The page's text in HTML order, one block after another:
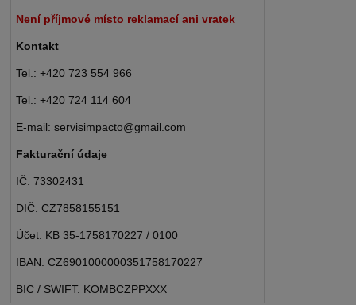
Není příjmové místo reklamací ani vratek
Kontakt
Tel.: +420 723 554 966
Tel.: +420 724 114 604
E-mail: servisimpacto@gmail.com
Fakturační údaje
IČ: 73302431
DIČ: CZ7858155151
Účet: KB 35-1758170227 / 0100
IBAN: CZ6901000000351758170227
BIC / SWIFT: KOMBCZPPXXX